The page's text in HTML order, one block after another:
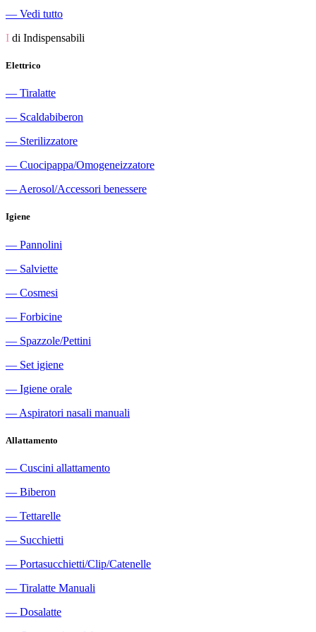
― Vedi tutto
I di Indispensabili
Elettrico
― Tiralatte
― Scaldabiberon
― Sterilizzatore
― Cuocipappa/Omogeneizzatore
― Aerosol/Accessori benessere
Igiene
― Pannolini
― Salviette
― Cosmesi
― Forbicine
― Spazzole/Pettini
― Set igiene
― Igiene orale
― Aspiratori nasali manuali
Allattamento
― Cuscini allattamento
― Biberon
― Tettarelle
― Succhietti
― Portasucchietti/Clip/Catenelle
― Tiralatte Manuali
― Dosalatte